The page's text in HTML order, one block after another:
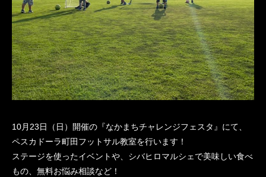
10月23日（日）開催の『なかまちチャレンジフェスタ』にて、
ペスカドーラ町田フットサル教室を行います！
ステージを使ったイベントや、シバヒロマルシェで美味しい食べ
もの、無料お悩み相談など！